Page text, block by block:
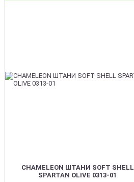
CHAMELEON ШТАНИ SOFT SHELL
SPARTAN OLIVE 0313-01